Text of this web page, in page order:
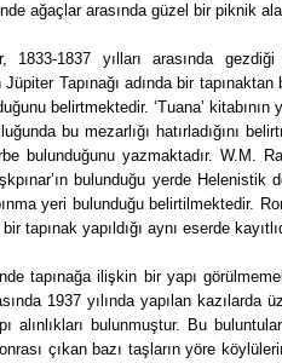
ağaçlar arasında güzel bir piknik
1833-1837 yılları arasında gezdiği
Tapınağı adında bir
belirtmektedir. ‘Tuana’
bu mezarlığı hatırladığını
bulunduğunu yazmaktadır. W.M.
bulunduğu yerde Helenistik
yeri bulunduğu belirtilmektedir.
tapınak yapıldığı aynı eserde
tapınağa ilişkin bir yapı
1937 yılında yapılan kazılarda
alınlıkları bulunmuştur. Bu
çıkan bazı taşların yöre